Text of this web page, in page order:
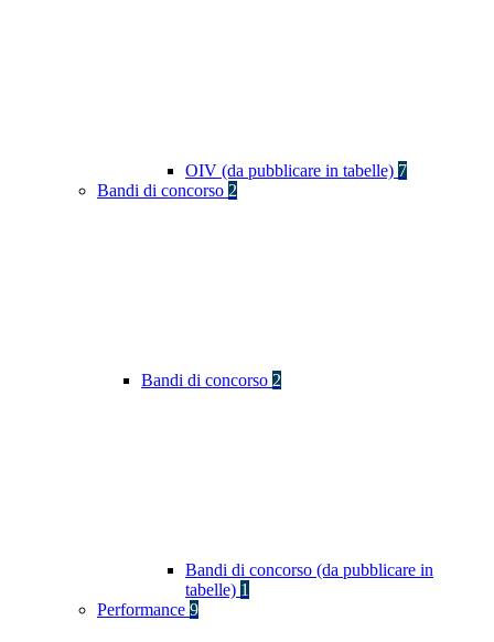
OIV (da pubblicare in tabelle) 7
Bandi di concorso 2
Bandi di concorso 2
Bandi di concorso (da pubblicare in
tabelle) 1
Performance 9